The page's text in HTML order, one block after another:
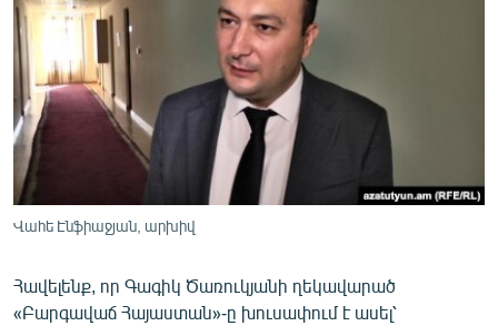
Վահե Էնֆիաջյան, արխիվ
Հավելենք, որ Գագիկ Ծառուկյանի ղեկավարած
«Բարգավաճ Հայաստան»-ը խուսափում է ասել՝